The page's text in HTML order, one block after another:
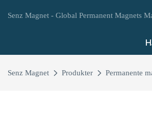
Senz Magnet - Global Permanent Magnets
Senz Magnet Produkter Permanente